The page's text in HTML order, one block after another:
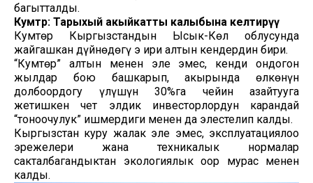
багытталды.
Кумтөр: Тарыхый акыйкатты калыбына келтирүү
Кумтөр Кыргызстандын Ысык-Көл облусунда
жайгашкан дүйнөдөгү эң ири алтын кендердин бири.
“Кумтөр” алтын менен эле эмес, кенди ондогон
жылдар бою башкарып, акырында өлкөнүн
долбоордогу үлүшүн 30%га чейин азайтууга
жетишкен чет элдик инвесторлордун карандай
“тоноочулук” ишмердиги менен да элестелип калды.
Кыргызстан куру жалак эле эмес, эксплуатациялоо
эрежелери жана техникалык нормалар
сакталбагандыктан экологиялык оор мурас менен
калды.